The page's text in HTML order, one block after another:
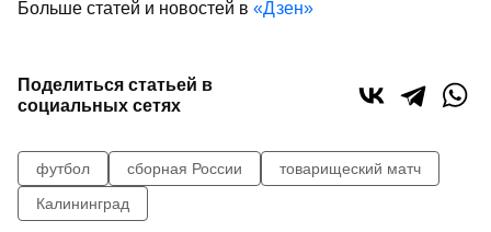
Больше статей и новостей в «Дзен»
Поделиться статьей в
социальных сетях
футбол сборная России
товарищеский матч
Калининград